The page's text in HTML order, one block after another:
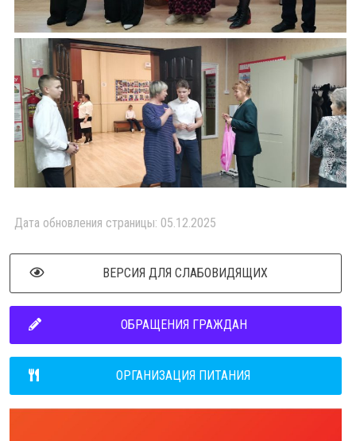
Дата обновления страницы: 05.12.2025
ВЕРСИЯ ДЛЯ СЛАБОВИДЯЩИХ
ОБРАЩЕНИЯ ГРАЖДАН
ОРГАНИЗАЦИЯ ПИТАНИЯ